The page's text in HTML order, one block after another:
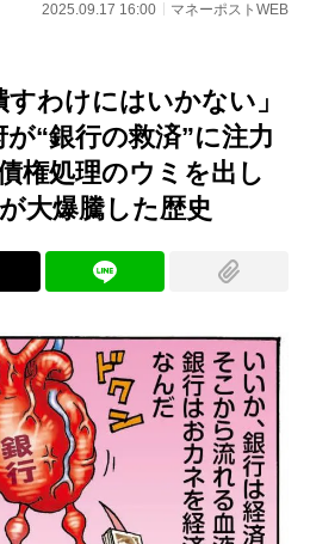
2025.09.17 16:00 マネーポストWEB
すわけにはいかない」
“銀行の救済”に注力
権処理のウミを出し
大爆騰した歴史